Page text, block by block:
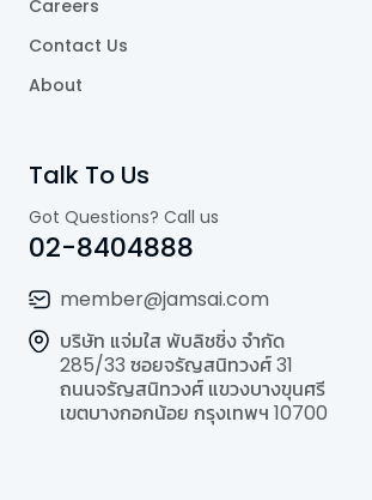
Careers
Contact Us
About
Talk To Us
Got Questions? Call us
02-8404888
member@jamsai.com
บริษัท แจ่มใส พับลิชชิ่ง จำกัด
285/33 ซอยจรัญสนิทวงศ์ 31
ถนนจรัญสนิทวงศ์ แขวงบางขุนศรี
เขตบางกอกน้อย กรุงเทพฯ 10700